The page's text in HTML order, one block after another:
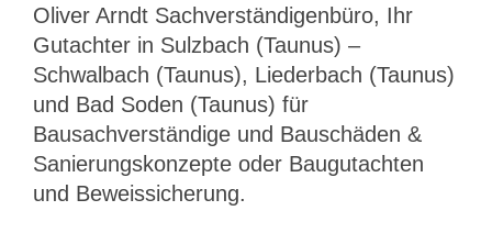
Oliver Arndt Sachverständigenbüro, Ihr
Gutachter in Sulzbach (Taunus) –
Schwalbach (Taunus), Liederbach (Taunus)
und Bad Soden (Taunus) für
Bausachverständige und Bauschäden &
Sanierungskonzepte oder Baugutachten
und Beweissicherung.